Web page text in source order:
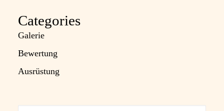
Categories
Galerie
Bewertung
Ausrüstung